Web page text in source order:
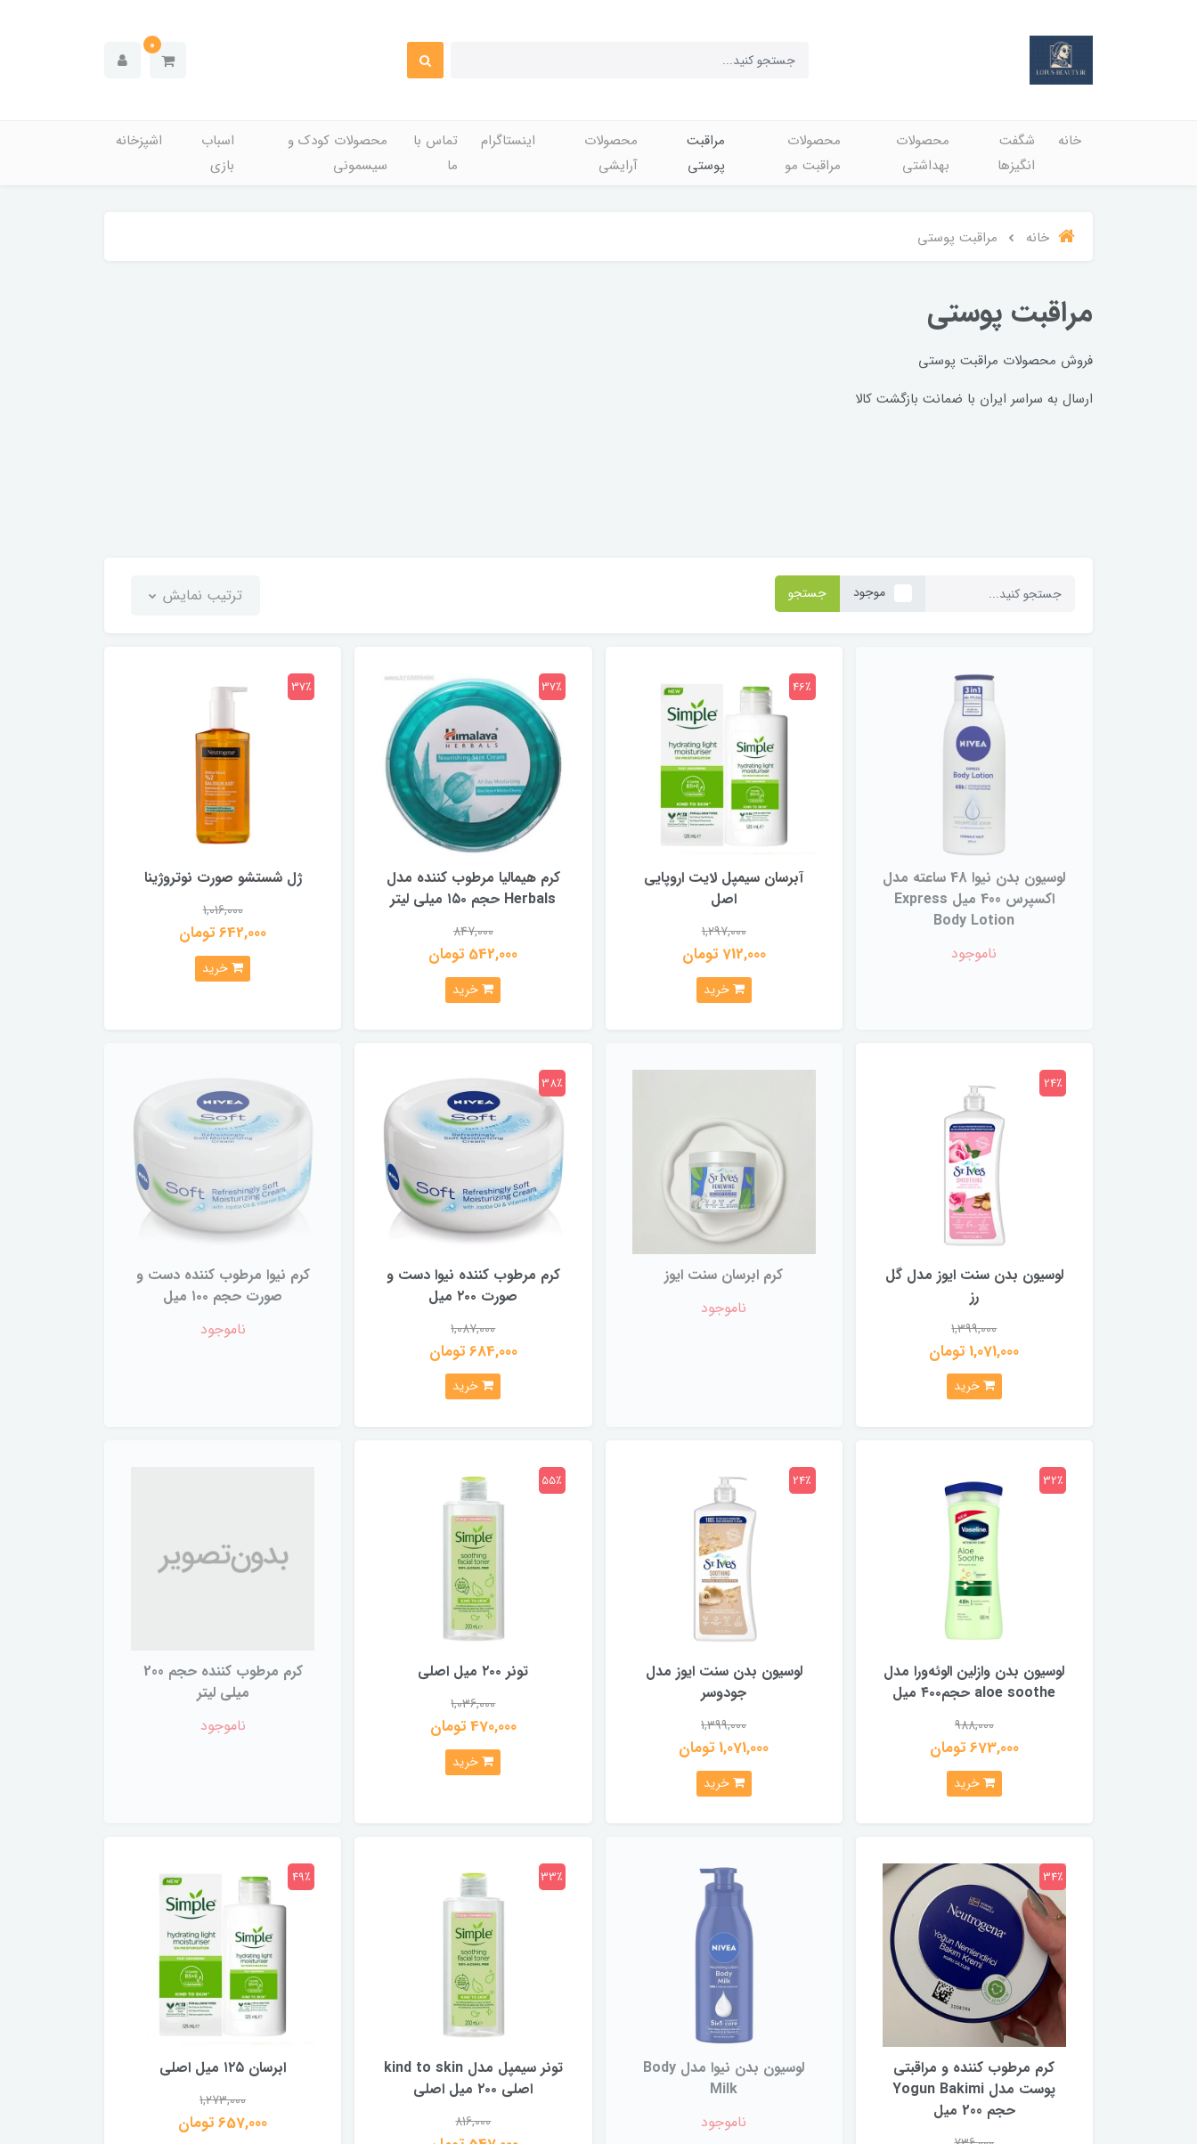
0
خانه
شگفت
انگيزها
محصولات
بهداشتي
محصولات
مراقبت مو
مراقبت
پوستی
محصولات
آرایشی
اینستاگرام
تماس با
ما
محصولات کودک و
سیسمونی
اسباب
بازی
اشپزخانه
خانه مراقبت پوستی
مراقبت پوستی
فروش محصولات مراقبت پوستی
ارسال به سراسر ايران با ضمانت بازگشت کالا
موجود جستجو ترتیب نمایش
لوسیون بدن نیوا 48 ساعته مدل
اکسپرس 400 میل Express
Body Lotion
ناموجود
آبرسان سیمپل لایت اروپایی
اصل
1,297,000
712,000 تومان
46٪
خرید
کرم هیمالیا مرطوب کننده مدل
Herbals حجم ۱۵۰ میلی لیتر
847,000
542,000 تومان
37٪
خرید
ژل شستشو صورت نوتروژينا
1,016,000
642,000 تومان
37٪
خرید
لوسیون بدن سنت ایوز مدل گل
رز
1,399,000
1,071,000 تومان
24٪
خرید
كرم ابرسان سنت ايوز
ناموجود
کرم مرطوب کننده نیوا دست و
صورت ۲۰۰ میل
1,087,000
684,000 تومان
38٪
خرید
کرم نیوا مرطوب کننده دست و
صورت حجم ۱۰۰ میل
ناموجود
لوسیون بدن وازلین الوئه‌ورا مدل
aloe soothe حجم۴۰۰ میل
988,000
673,000 تومان
32٪
خرید
لوسیون بدن سنت ایوز مدل
جو‌دوسر
1,399,000
1,071,000 تومان
24٪
خرید
تونر ۲۰۰ میل اصلی
1,036,000
470,000 تومان
55٪
خرید
کرم مرطوب کننده حجم 200
میلی لیتر
ناموجود
کرم مرطوب کننده و مراقبتی
پوست مدل Yogun Bakimi
حجم 200 میل
34٪
لوسیون بدن نیوا مدل Body
Milk
ناموجود
تونر سیمپل مدل kind to skin
اصلی ۲۰۰ میل اصلی
816,000
33٪
ابرسان ۱۲۵ میل اصلی
1,273,000
657,000 تومان
49٪